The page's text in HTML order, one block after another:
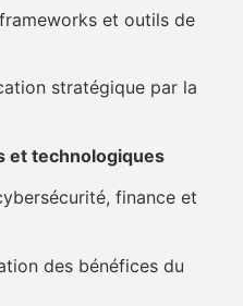
et outils de
stratégique par la
et technologiques
finance et
des bénéfices du